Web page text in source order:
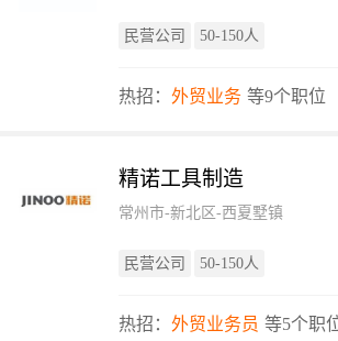
民营公司 50-150人
热招： 外贸业务 等9个职位
精诺工具制造
常州市-新北区-西夏墅镇
民营公司 50-150人
热招： 外贸业务员 等5个职